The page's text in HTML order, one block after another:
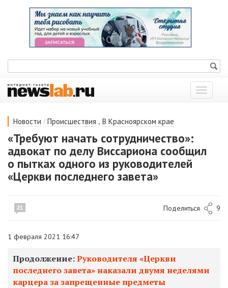
Показать
меню
Новости / Происшествия , В Красноярском крае
«Требуют начать сотрудничество»:
адвокат по делу Виссариона сообщил
о пытках одного из руководителей
«Церкви последнего завета»
21 Поделиться 9
1 февраля 2021 16:47
Продолжение:Руководителя «Церкви
последнего завета» наказали двумя неделями
карцера за запрещенные предметы